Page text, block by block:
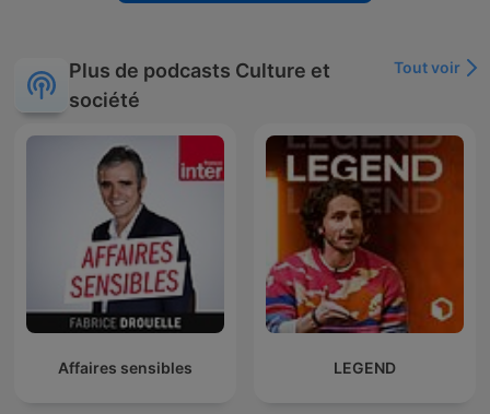
Plus de podcasts Culture et
société
Tout voir
Affaires sensibles LEGEND